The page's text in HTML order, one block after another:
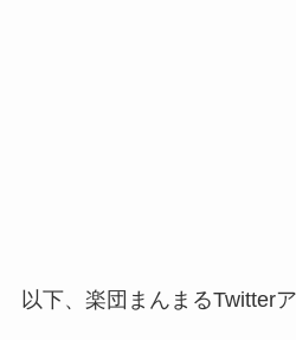
以下、楽団まんまるTwitter